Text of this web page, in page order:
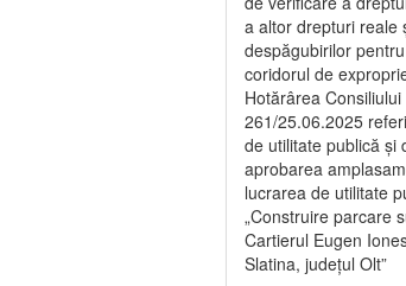
a altor drepturi reale
despăgubirilor
coridorul de
Hotărârea Consiliului
261/25.06.2025
de utilitate publică și
aprobarea
lucrarea de utilitate
„Construire parcare
Cartierul Eugen
Slatina, județul Olt”